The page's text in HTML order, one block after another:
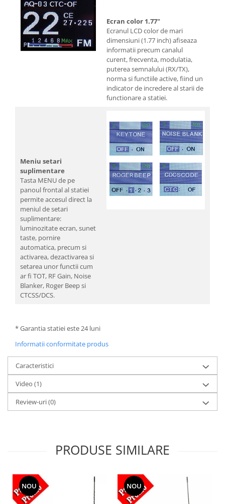
Ecran color 1.77"
Ecranul LCD color de mari
dimensiuni (1.77 inch) afiseaza
informatii precum canalul
curent, frecventa, modulatia,
puterea semnalului (RX/TX),
norma si functiile active, fiind un
indicator de incredere al starii de
functionare a statiei.
Meniu setari
suplimentare
Tasta MENU de pe
panoul frontal al statiei
permite accesul direct la
meniul de setari
suplimentare:
luminozitate ecran, sunet
taste, pornire
automatica, precum si
activarea, dezactivarea si
setarea unor functii cum
ar fi TOT, RF Gain, Noise
Blanker, Roger Beep si
CTCSS/DCS.
* Garantia statiei este 24 luni
Informatii conformitate produs
Caracteristici
Video (1)
Review-uri(0)
PRODUSE SIMILARE
NOU NOU